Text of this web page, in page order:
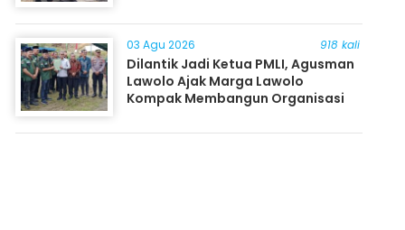
03 Agu 2026 918 kali
Dilantik Jadi Ketua PMLI, Agusman
Lawolo Ajak Marga Lawolo
Kompak Membangun Organisasi